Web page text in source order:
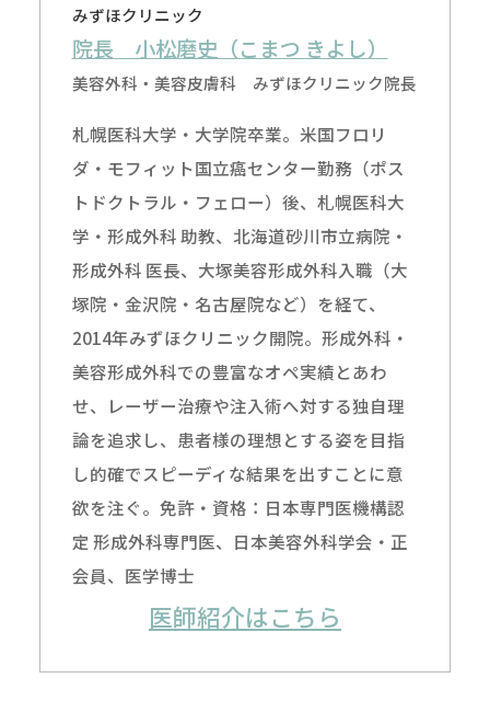
みずほクリニック
院長 小松磨史（こまつ きよし）
美容外科・美容皮膚科 みずほクリニック院長
札幌医科大学・大学院卒業。米国フロリ
ダ・モフィット国立癌センター勤務（ポス
トドクトラル・フェロー）後、札幌医科大
学・形成外科 助教、北海道砂川市立病院・
形成外科 医長、大塚美容形成外科入職（大
塚院・金沢院・名古屋院など）を経て、
2014年みずほクリニック開院。形成外科・
美容形成外科での豊富なオペ実績とあわ
せ、レーザー治療や注入術へ対する独自理
論を追求し、患者様の理想とする姿を目指
し的確でスピーディな結果を出すことに意
欲を注ぐ。免許・資格：日本専門医機構認
定 形成外科専門医、日本美容外科学会・正
会員、医学博士
医師紹介はこちら